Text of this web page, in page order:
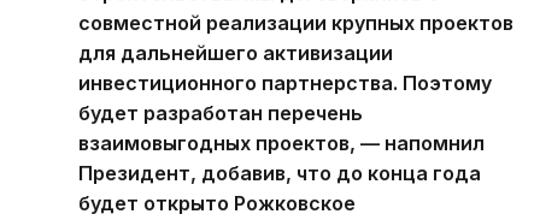
совместной реализации крупных проектов
для дальнейшего активизации
инвестиционного партнерства. Поэтому
будет разработан перечень
взаимовыгодных проектов, — напомнил
Президент, добавив, что до конца года
будет открыто Рожковское